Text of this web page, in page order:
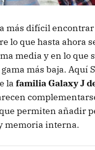
más difícil encontrar
lo que hasta ahora
media y en lo que
más baja. Aquí
la familia Galaxy J
permiten añadir
memoria interna.